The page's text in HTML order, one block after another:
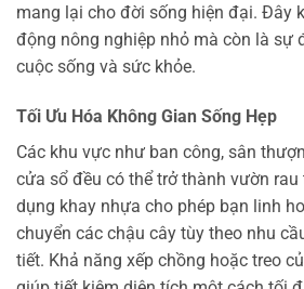
mang lại cho đời sống hiện đại. Đây
động nông nghiệp nhỏ mà còn là sự
cuộc sống và sức khỏe.
Tối Ưu Hóa Không Gian Sống Hẹp
Các khu vực như ban công, sân
cửa sổ đều có thể trở thành vườn rau
dụng khay nhựa cho phép bạn linh
chuyển các chậu cây tùy theo nhu
tiết. Khả năng xếp chồng hoặc treo